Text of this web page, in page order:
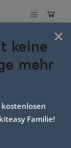
×
keine
mehr
Familie!